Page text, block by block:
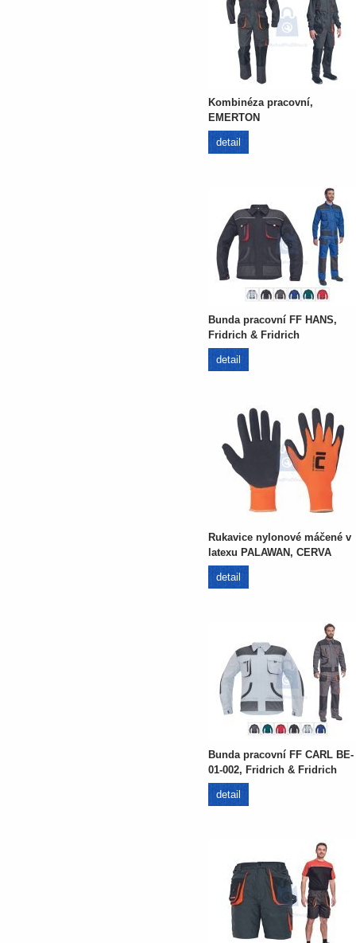
Kombinéza pracovní,
EMERTON
detail
Bunda pracovní FF HANS,
Fridrich & Fridrich
detail
Rukavice nylonové máčené v
latexu PALAWAN, CERVA
detail
Bunda pracovní FF CARL BE-
01-002, Fridrich & Fridrich
detail